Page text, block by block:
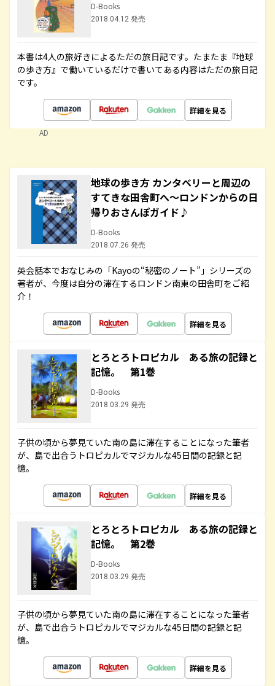
D-Books
2018.04.12 発売
本書は4人の旅好きによるただの旅日記です。たまたま『地球
の歩き方』で働いているだけで書いてある内容はただの旅日記
です。
詳細を見る
AD
地球の歩き方 カンタベリーと周辺の
すてきな田舎町へ～ロンドンからの日
帰りおさんぽガイド♪
D-Books
2018.07.26 発売
英会話本でおなじみの「Kayoの“秘密のノート”」シリーズの
著者が、今度は自分の滞在するロンドン南東の田舎町をご紹
介！
詳細を見る
とろとろトロピカル ある旅の記録と
記憶。 第1巻
D-Books
2018.03.29 発売
子供の頃から夢見ていた南の島に滞在することになった筆者
が、島で出合うトロピカルでマジカルな45日間の記録と記
憶。
詳細を見る
とろとろトロピカル ある旅の記録と
記憶。 第2巻
D-Books
2018.03.29 発売
子供の頃から夢見ていた南の島に滞在することになった筆者
が、島で出合うトロピカルでマジカルな45日間の記録と記
憶。
詳細を見る